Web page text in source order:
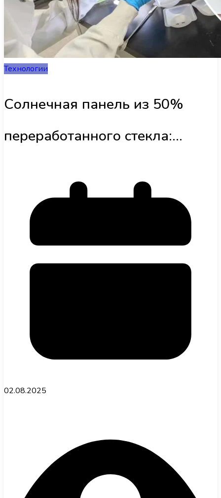
Інфраструктура
Обзоры
Технологии
Солнечная панель из 50%
переработанного стекла:
02.08.2025